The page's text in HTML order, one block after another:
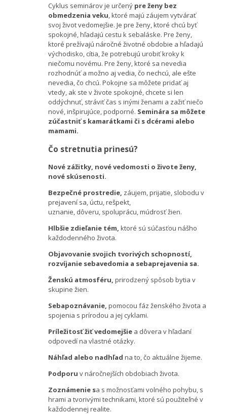
Cyklus seminárov je určený pre ženy bez
obmedzenia veku , ktoré majú záujem vytvárať
svoj život vedomejšie. Je pre ženy, ktoré chcú byť
spokojné, hľadajú cestu k sebaláske. Pre ženy,
ktoré prežívajú náročné životné obdobie a hľadajú
východisko, cítia, že potrebujú urobiť kroky k
niečomu novému. Pre ženy, ktoré sa nevedia
rozhodnúť a možno aj vedia, čo nechcú, ale ešte
nevedia, čo chcú. Pokojne sa môžete pridať aj
vtedy, ak ste v živote spokojné, chcete si len
oddýchnuť, stráviť čas s inými ženami a zažiť niečo
nové, inšpirujúce, podporné. Seminára sa môžete
zúčastniť s kamarátkami či s dcérami alebo
mamami.
Čo stretnutia prinesú?
Nové zážitky, nové vedomosti o živote ženy,
nové skúsenosti.
Bezpečné prostredie, záujem,prijatie, slobodu v
prejavení sa, úctu,rešpekt,
uznanie, dôveru, spoluprácu, múdrosť žien.
Hlbšie zdieľanie tém, ktoré sú súčasťou nášho
každodenného života.
Objavovanie svojich tvorivých schopností,
rozvíjanie sebavedomia a sebaprejavenia sa.
Ženskú atmosféru, prirodzený spôsob bytia v
skupine žien.
Sebapoznávanie, pomocou fáz ženského života a
spojenia s prírodou a jej cyklami.
Príležitosť žiť vedomejšie a dôvera v hľadaní
odpovedí na vlastné otázky.
Náhľad alebo nadhľad na to, čo aktuálne žijeme.
Podporu v náročnejších obdobiach života.
Zoznámenie sa s možnosťami volného pohybu, s
hrami a tvorivými technikami, ktoré sú použiteľné v
každodennej realite.